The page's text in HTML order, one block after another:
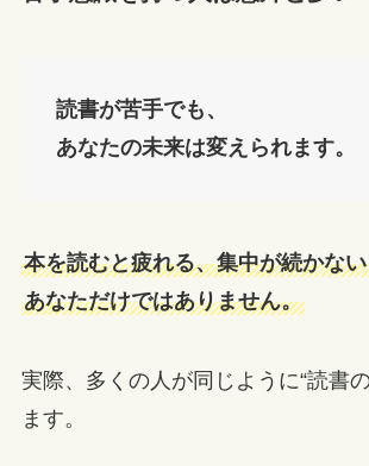
読書が苦手でも、
あなたの未来は変えられます。
本を読むと疲れる、集中が続かな
あなただけではありません。
実際、多くの人が同じように“読書
ます。